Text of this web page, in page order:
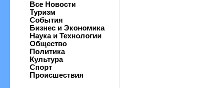
Все Новости
Туризм
События
Бизнес и Экономика
Наука и Технологии
Общество
Политика
Культура
Спорт
Происшествия